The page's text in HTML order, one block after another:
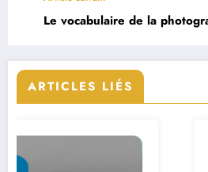
Le vocabulaire de la
ARTICLES LIÉS